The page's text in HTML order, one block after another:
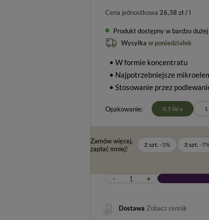
Cena jednostkowa 26,38 zł / l
Produkt dostępny w bardzo dużej
Wysyłka w poniedziałek
• W formie koncentratu
• Najpotrzebniejsze
• Stosowanie przez
Opakowanie 0,5 litra
Zamów więcej,
zapłać mniej!
2 szt. -5% 3 szt. -7
- +
Dostawa Zobacz cennik